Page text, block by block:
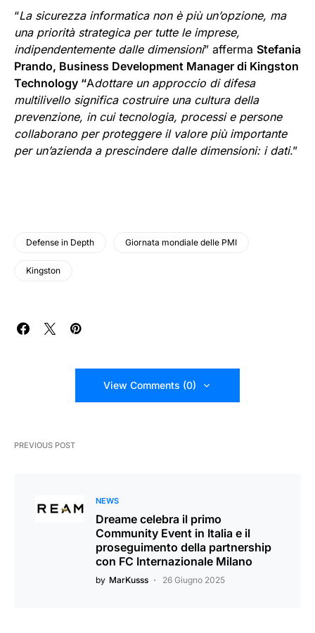
“La sicurezza informatica non è più un’opzione, ma
una priorità strategica per tutte le imprese,
indipendentemente dalle dimensioni” afferma Stefania
Prando, Business Development Manager di Kingston
Technology “Adottare un approccio di difesa
multilivello significa costruire una cultura della
prevenzione, in cui tecnologia, processi e persone
collaborano per proteggere il valore più importante
per un’azienda a prescindere dalle dimensioni: i dati.”
Defense in Depth Giornata mondiale delle PMI
Kingston
View Comments (0)
PREVIOUS POST
NEWS
Dreame celebra il primo
Community Event in Italia e il
proseguimento della partnership
con FC Internazionale Milano
by MarKusss 26 Giugno 2025